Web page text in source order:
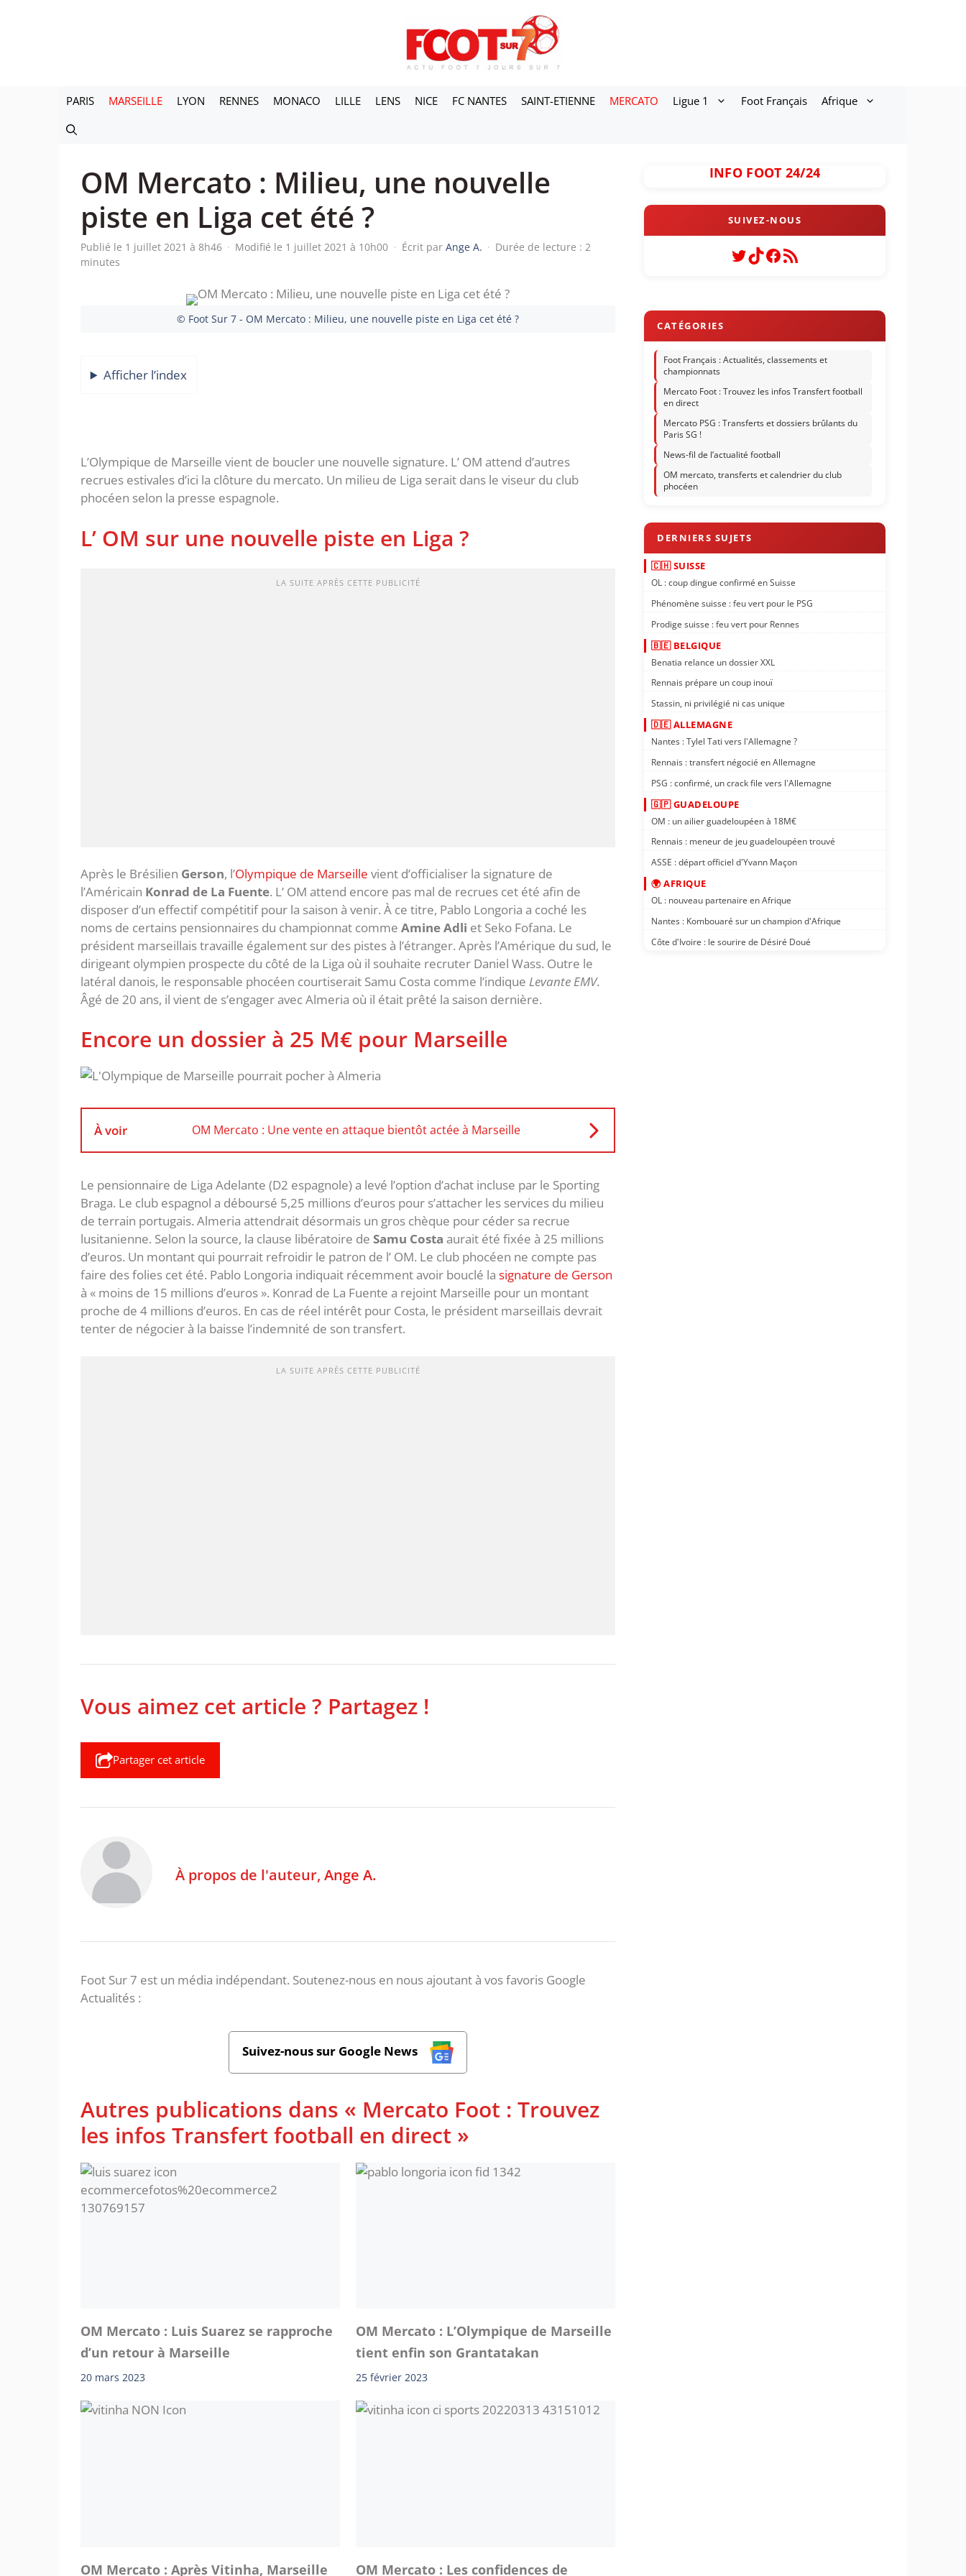
PARIS MARSEILLE LYON RENNES MONACO LILLE LENS NICE FC NANTES SAINT-ETIENNE MERCATO Ligue 1 Foot Français Afrique
OM Mercato : Milieu, une nouvelle
piste en Liga cet été ?
Publié le 1 juillet 2021 à 8h46 · Modifié le 1 juillet 2021 à 10h00 · Écrit par Ange A. · Durée de lecture : 2
minutes
© Foot Sur 7 - OM Mercato : Milieu, une nouvelle piste en Liga cet été ?
Afficher l’index
L’Olympique de Marseille vient de boucler une nouvelle signature. L’ OM attend d’autres
recrues estivales d’ici la clôture du mercato. Un milieu de Liga serait dans le viseur du club
phocéen selon la presse espagnole.
L’ OM sur une nouvelle piste en Liga ?
LA SUITE APRÈS CETTE PUBLICITÉ
Après le Brésilien Gerson, l’Olympique de Marseille vient d’officialiser la signature de
l’Américain Konrad de La Fuente. L’ OM attend encore pas mal de recrues cet été afin de
disposer d’un effectif compétitif pour la saison à venir. À ce titre, Pablo Longoria a coché les
noms de certains pensionnaires du championnat comme Amine Adli et Seko Fofana. Le
président marseillais travaille également sur des pistes à l’étranger. Après l’Amérique du sud, le
dirigeant olympien prospecte du côté de la Liga où il souhaite recruter Daniel Wass. Outre le
latéral danois, le responsable phocéen courtiserait Samu Costa comme l’indique Levante EMV.
Âgé de 20 ans, il vient de s’engager avec Almeria où il était prêté la saison dernière.
Encore un dossier à 25 M€ pour Marseille
À voir OM Mercato : Une vente en attaque bientôt actée à Marseille
Le pensionnaire de Liga Adelante (D2 espagnole) a levé l’option d’achat incluse par le Sporting
Braga. Le club espagnol a déboursé 5,25 millions d’euros pour s’attacher les services du milieu
de terrain portugais. Almeria attendrait désormais un gros chèque pour céder sa recrue
lusitanienne. Selon la source, la clause libératoire de Samu Costa aurait été fixée à 25 millions
d’euros. Un montant qui pourrait refroidir le patron de l’ OM. Le club phocéen ne compte pas
faire des folies cet été. Pablo Longoria indiquait récemment avoir bouclé la signature de Gerson
à « moins de 15 millions d’euros ». Konrad de La Fuente a rejoint Marseille pour un montant
proche de 4 millions d’euros. En cas de réel intérêt pour Costa, le président marseillais devrait
tenter de négocier à la baisse l’indemnité de son transfert.
LA SUITE APRÈS CETTE PUBLICITÉ
Vous aimez cet article ? Partagez !
Partager cet article
À propos de l'auteur, Ange A.
Foot Sur 7 est un média indépendant. Soutenez-nous en nous ajoutant à vos favoris Google
Actualités :
Suivez-nous sur Google News
Autres publications dans « Mercato Foot : Trouvez
les infos Transfert football en direct »
OM Mercato : Luis Suarez se rapproche
d’un retour à Marseille
20 mars 2023
OM Mercato : L’Olympique de Marseille
tient enfin son Grantatakan
25 février 2023
OM Mercato : Après Vitinha, Marseille OM Mercato : Les confidences de
INFO FOOT 24/24
Twitter
TikTok
Facebook
Flux RSS
Foot Français : Actualités, classements et
championnats
Mercato Foot : Trouvez les infos Transfert football
en direct
Mercato PSG : Transferts et dossiers brûlants du
Paris SG !
News-fil de l’actualité football
OM mercato, transferts et calendrier du club
phocéen
🇨🇭 SUISSE
OL : coup dingue confirmé en Suisse
Phénomène suisse : feu vert pour le PSG
Prodige suisse : feu vert pour Rennes
🇧🇪 BELGIQUE
Benatia relance un dossier XXL
Rennais prépare un coup inouï
Stassin, ni privilégié ni cas unique
🇩🇪 ALLEMAGNE
Nantes : Tylel Tati vers l'Allemagne ?
Rennais : transfert négocié en Allemagne
PSG : confirmé, un crack file vers l'Allemagne
🇬🇵 GUADELOUPE
OM : un ailier guadeloupéen à 18M€
Rennais : meneur de jeu guadeloupéen trouvé
ASSE : départ officiel d'Yvann Maçon
🌍 AFRIQUE
OL : nouveau partenaire en Afrique
Nantes : Kombouaré sur un champion d'Afrique
Côte d'Ivoire : le sourire de Désiré Doué